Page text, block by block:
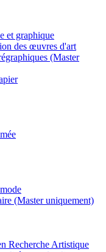
et graphique
des œuvres d'art
(Master
(Master uniquement)
Recherche Artistique